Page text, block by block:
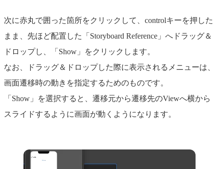
次に赤丸で囲った箇所をクリックして、controlキーを押した
まま、先ほど配置した「Storyboard Reference」へドラッグ＆
ドロップし、「Show」をクリックします。
なお、ドラッグ＆ドロップした際に表示されるメニューは、
画面遷移時の動きを指定するためのものです。
「Show」を選択すると、遷移元から遷移先のViewへ横から
スライドするように画面が動くようになります。